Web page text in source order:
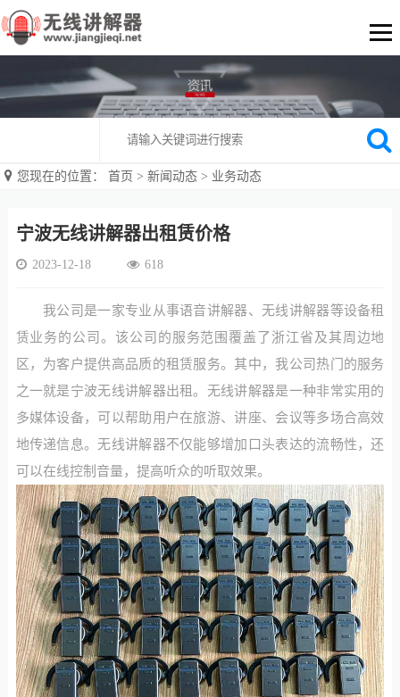
您现在的位置： 首页 > 新闻动态 > 业务动态
宁波无线讲解器出租赁价格
2023-12-18 618
我公司是一家专业从事语音讲解器、无线讲解器等设备租
赁业务的公司。该公司的服务范围覆盖了浙江省及其周边地
区，为客户提供高品质的租赁服务。其中，我公司热门的服务
之一就是宁波无线讲解器出租。无线讲解器是一种非常实用的
多媒体设备，可以帮助用户在旅游、讲座、会议等多场合高效
地传递信息。无线讲解器不仅能够增加口头表达的流畅性，还
可以在线控制音量，提高听众的听取效果。